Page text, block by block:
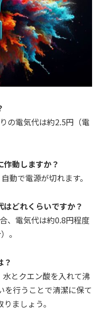
の電気代は約2.5円（電
動しますか？
動で電源が切れます。
どれくらいですか？
、電気代は約0.8円程度
。
？
とクエン酸を入れて沸
を行うことで清潔に保て
ましょう。